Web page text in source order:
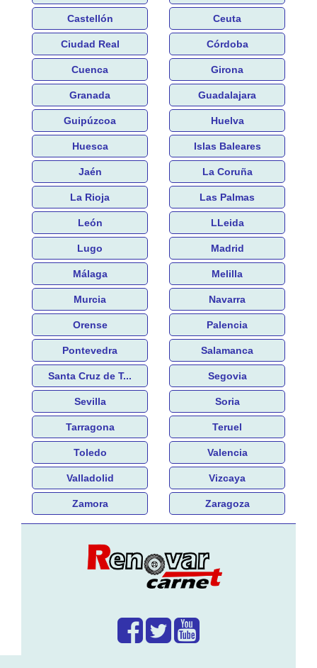
Castellón Ceuta
Ciudad Real Córdoba
Cuenca Girona
Granada Guadalajara
Guipúzcoa Huelva
Huesca Islas Baleares
Jaén La Coruña
La Rioja Las Palmas
León LLeida
Lugo Madrid
Málaga Melilla
Murcia Navarra
Orense Palencia
Pontevedra Salamanca
Santa Cruz de T... Segovia
Sevilla Soria
Tarragona Teruel
Toledo Valencia
Valladolid Vizcaya
Zamora Zaragoza